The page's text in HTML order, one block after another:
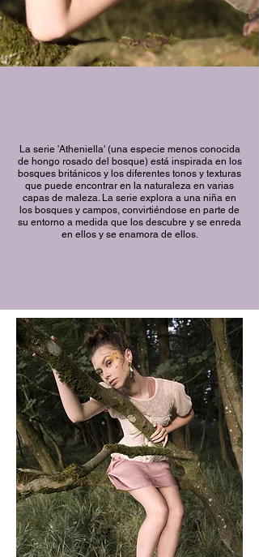
La serie 'Atheniella' (una especie menos conocida
de hongo rosado del bosque) está inspirada en los
bosques británicos y los diferentes tonos y texturas
que puede encontrar en la naturaleza en varias
capas de maleza. La serie explora a una niña en
los bosques y campos, convirtiéndose en parte de
su entorno a medida que los descubre y se enreda
en ellos y se enamora de ellos.